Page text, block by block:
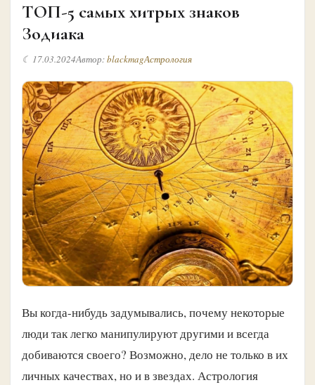
ТОП-5 самых хитрых знаков
Зодиака
☾ 17.03.2024Автор:blackmagАстрология
Вы когда-нибудь задумывались, почему некоторые
люди так легко манипулируют другими и всегда
добиваются своего? Возможно, дело не только в их
личных качествах, но и в звездах. Астрология